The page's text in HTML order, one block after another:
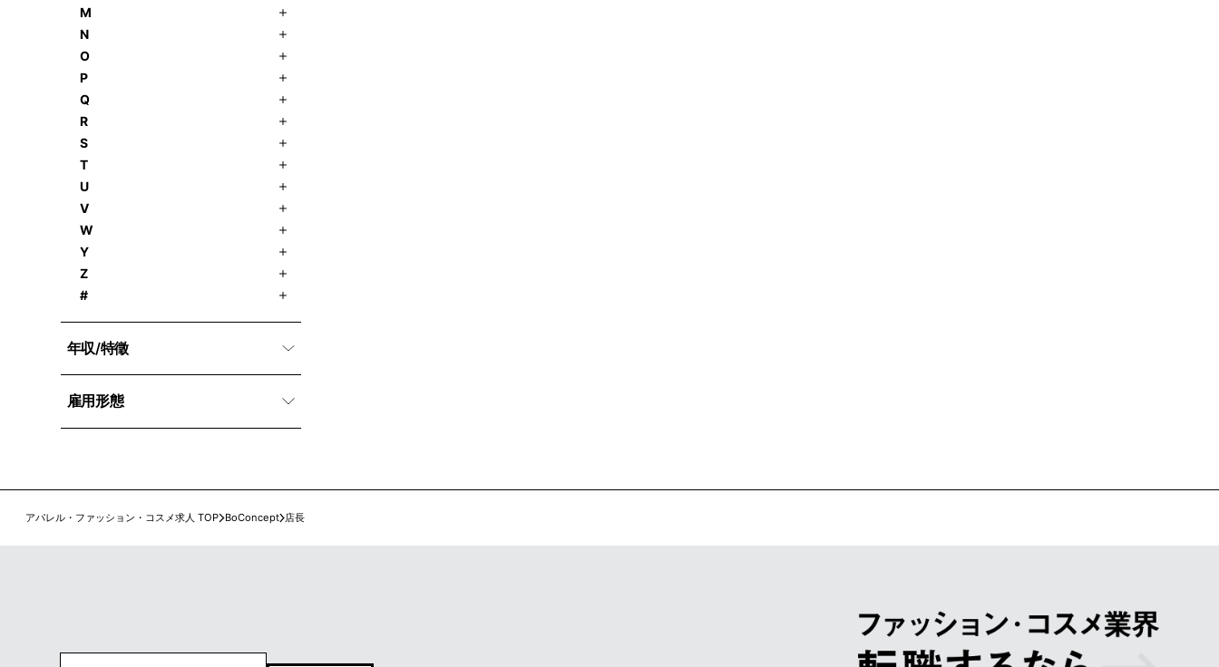
M
N
O
P
Q
R
S
T
U
V
W
Y
Z
#
年収/特徵
雇用形態
アパレル・ファッション・コスメ求人 TOP BoConcept 店長